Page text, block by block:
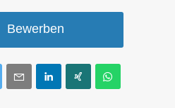
Bewerben